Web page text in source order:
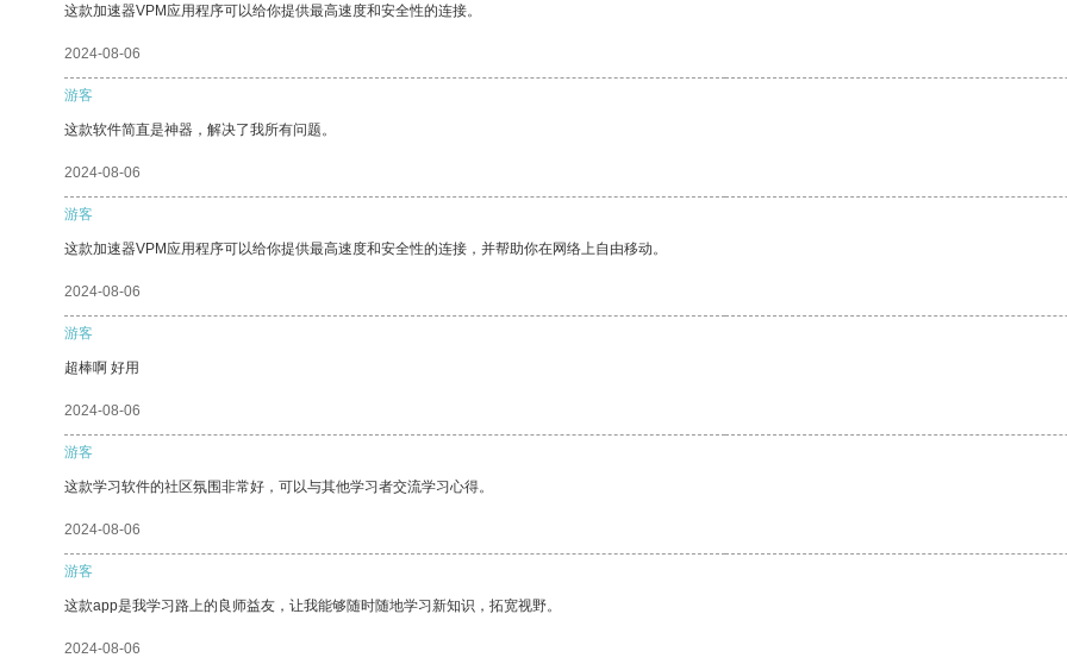
这款加速器VPM应用程序可以给你提供最高速度和安全性的连接。
2024-08-06
游客
这款软件简直是神器，解决了我所有问题。
2024-08-06
游客
这款加速器VPM应用程序可以给你提供最高速度和安全性的连接，并帮助你在网络上自由移动。
2024-08-06
游客
超棒啊 好用
2024-08-06
游客
这款学习软件的社区氛围非常好，可以与其他学习者交流学习心得。
2024-08-06
游客
这款app是我学习路上的良师益友，让我能够随时随地学习新知识，拓宽视野。
2024-08-06